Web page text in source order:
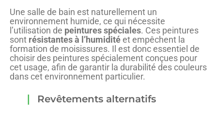
Une salle de bain est naturellement un
environnement humide, ce qui nécessite
l’utilisation de peintures spéciales. Ces peintures
sont résistantes à l’humiditéet empêchent la
formation de moisissures. Il est donc essentiel de
choisir des peintures spécialement conçues pour
cet usage, afin de garantir la durabilité des couleurs
dans cet environnement particulier.
Revêtements alternatifs